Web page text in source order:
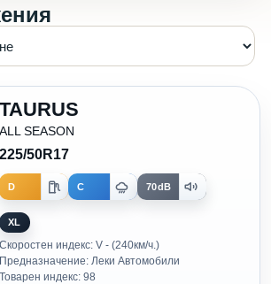
TAURUS
ALL SEASON
225/50R17
D C 70dB
XL
Скоростен индекс: V - (240км/ч.)
Предназначение: Леки Автомобили
Товарен индекс: 98